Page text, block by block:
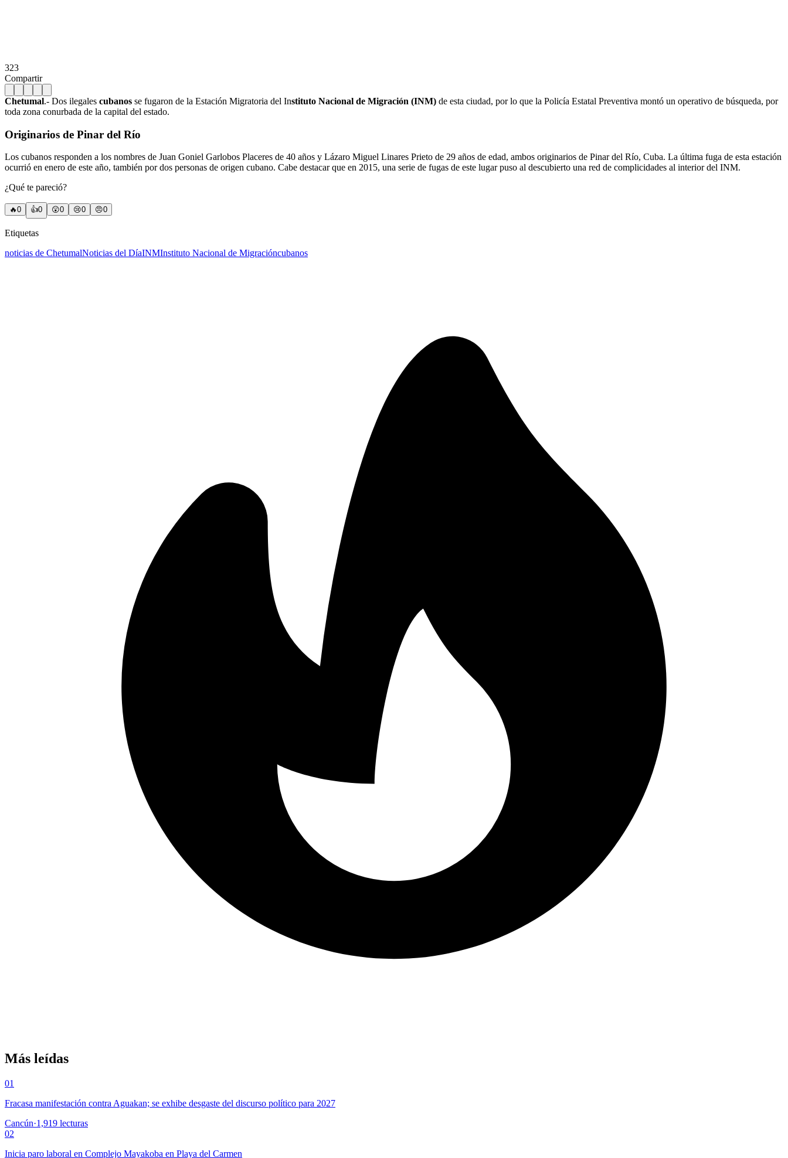
323
Compartir
Chetumal.- Dos ilegales cubanos se fugaron de la Estación Migratoria del Instituto Nacional de Migración (INM) de esta ciudad, por lo que la Policía Estatal Preventiva montó un operativo de búsqueda, por
toda zona conurbada de la capital del estado.
Originarios de Pinar del Río
Los cubanos responden a los nombres de Juan Goniel Garlobos Placeres de 40 años y Lázaro Miguel Linares Prieto de 29 años de edad, ambos originarios de Pinar del Río, Cuba. La última fuga de esta estación
ocurrió en enero de este año, también por dos personas de origen cubano. Cabe destacar que en 2015, una serie de fugas de este lugar puso al descubierto una red de complicidades al interior del INM.
¿Qué te pareció?
🔥0 👍0 😲0 😢0 😠0
Etiquetas
noticias de ChetumalNoticias del DíaINMInstituto Nacional de Migracióncubanos
Más leídas
01
Fracasa manifestación contra Aguakan; se exhibe desgaste del discurso político para 2027
Cancún·1,919 lecturas
02
Inicia paro laboral en Complejo Mayakoba en Playa del Carmen